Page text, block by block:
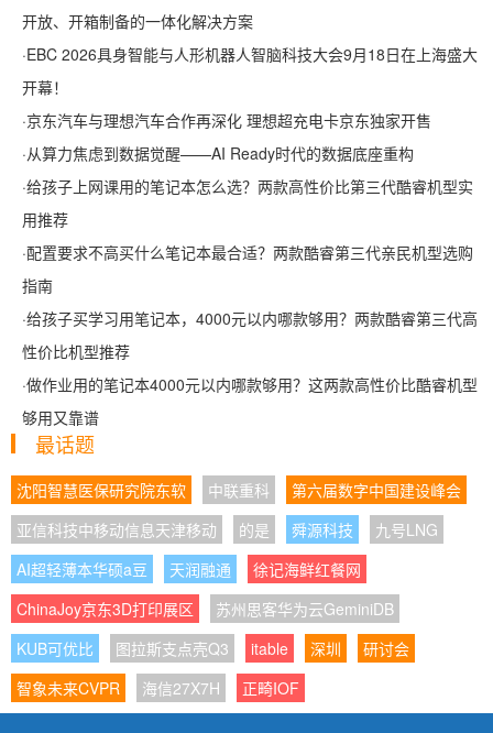
开放、开箱制备的一体化解决方案
·EBC 2026具身智能与人形机器人智脑科技大会9月18日在上海盛大
开幕！
·京东汽车与理想汽车合作再深化 理想超充电卡京东独家开售
·从算力焦虑到数据觉醒——AI Ready时代的数据底座重构
·给孩子上网课用的笔记本怎么选？两款高性价比第三代酷睿机型实
用推荐
·配置要求不高买什么笔记本最合适？两款酷睿第三代亲民机型选购
指南
·给孩子买学习用笔记本，4000元以内哪款够用？两款酷睿第三代高
性价比机型推荐
·做作业用的笔记本4000元以内哪款够用？这两款高性价比酷睿机型
够用又靠谱
最话题
沈阳智慧医保研究院东软 中联重科
第六届数字中国建设峰会
亚信科技中移动信息天津移动
的是 舜源科技
九号LNG
AI超轻薄本华硕a豆
天润融通
徐记海鲜红餐网
ChinaJoy京东3D打印展区
苏州思客华为云GeminiDB
KUB可优比
图拉斯支点壳Q3 itable 深圳
研讨会
智象未来CVPR
海信27X7H 正畸IOF